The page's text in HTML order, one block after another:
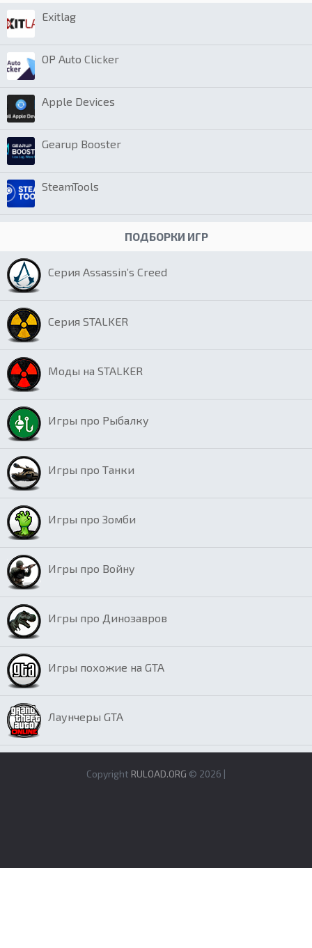
Exitlag
OP Auto Clicker
Apple Devices
Gearup Booster
SteamTools
ПОДБОРКИ ИГР
Серия Assassin’s Creed
Серия STALKER
Моды на STALKER
Игры про Рыбалку
Игры про Танки
Игры про Зомби
Игры про Войну
Игры про Динозавров
Игры похожие на GTA
Лаунчеры GTA
Copyright RULOAD.ORG © 2026 |